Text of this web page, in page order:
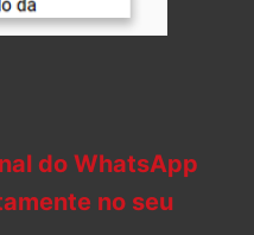
do WhatsApp
no seu